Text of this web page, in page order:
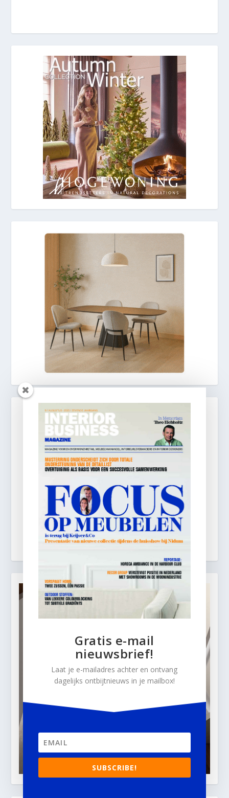
Gratis e-mail
nieuwsbrief!
Laat je e-mailadres achter en ontvang
dagelijks ontbijtnieuws in je mailbox!
SUBSCRIBE!